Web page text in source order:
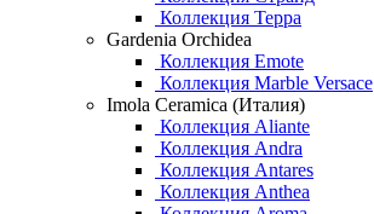
Коллекция Терра
Gardenia Orchidea
Коллекция Emote
Коллекция Marble Versace
Imola Ceramica (Италия)
Коллекция Aliante
Коллекция Andra
Коллекция Antares
Коллекция Anthea